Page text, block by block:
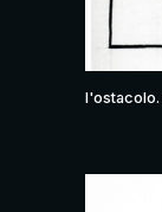
l'ostacolo.